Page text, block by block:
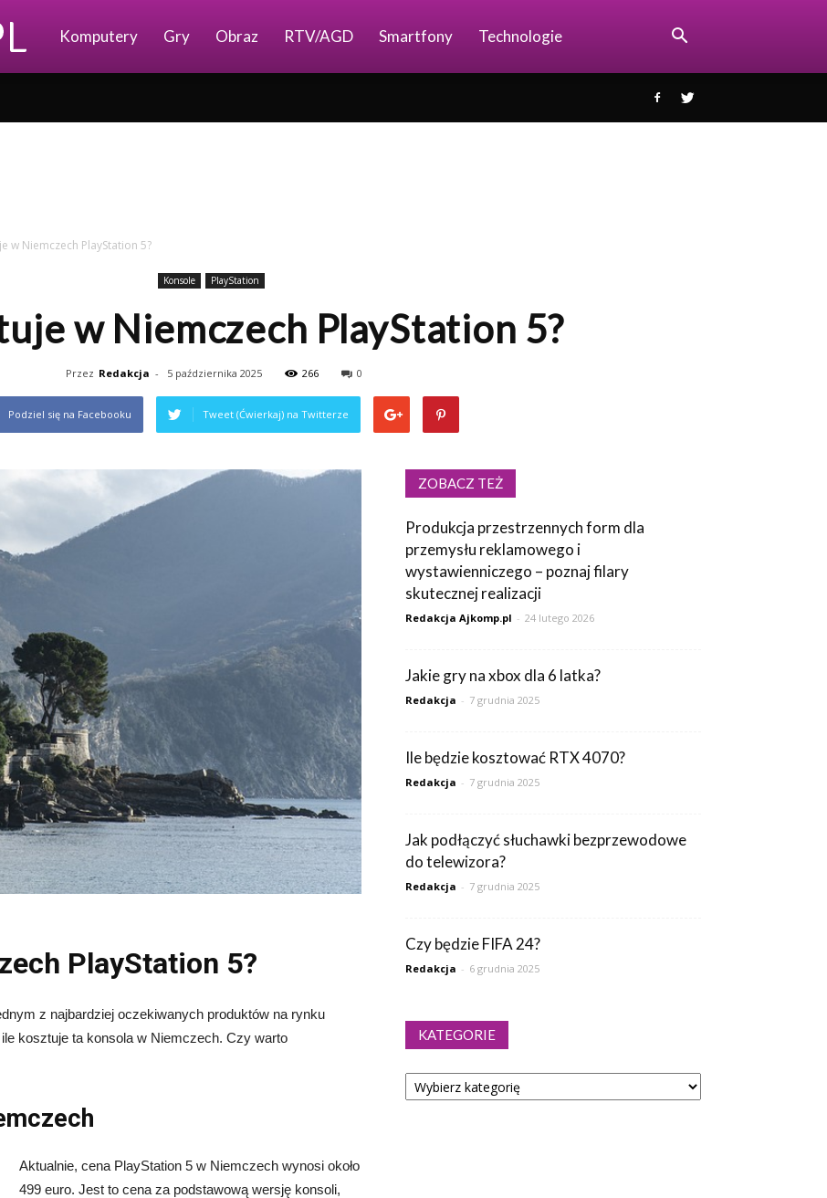
Ajkomp.pl
Komputery Gry Obraz RTV/AGD Smartfony Technologie
w Niemczech PlayStation 5?
Konsole PlayStation
w Niemczech PlayStation 5?
Przez Redakcja - 5 października 2025 266 0
Podziel się na Facebooku Tweet (Ćwierkaj) na Twitterze
PlayStation 5?
z najbardziej oczekiwanych produktów na rynku
kosztuje ta konsola w Niemczech. Czy warto
Aktualnie, cena PlayStation 5 w Niemczech wynosi około
499 euro. Jest to cena za podstawową wersję konsoli,
ZOBACZ TEŻ
Produkcja przestrzennych form dla
przemysłu reklamowego i
wystawienniczego – poznaj filary
skutecznej realizacji
Redakcja Ajkomp.pl - 24 lutego 2026
Jakie gry na xbox dla 6 latka?
Redakcja - 7 grudnia 2025
Ile będzie kosztować RTX 4070?
Redakcja - 7 grudnia 2025
Jak podłączyć słuchawki bezprzewodowe
do telewizora?
Redakcja - 7 grudnia 2025
Czy będzie FIFA 24?
Redakcja - 6 grudnia 2025
KATEGORIE
Kategorie